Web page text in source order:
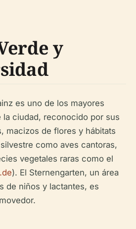
y
es uno de los mayores
la ciudad, reconocido por sus
macizos de flores y hábitats
como aves cantoras,
vegetales raras como el
). El Sternengarten, un área
de niños y lactantes, es